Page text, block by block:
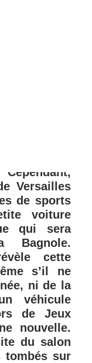
2015, le
de 3 000
Versailles
de sports
voiture
qui sera
cette
s’il ne
ni de la
véhicule
de Jeux
nouvelle.
du salon
tombés sur